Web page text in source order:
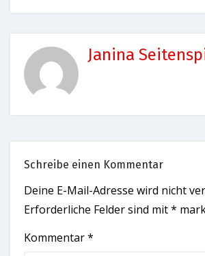
Janina
Schreibe einen Kommentar
Deine E-Mail-Adresse wird nicht
Erforderliche Felder sind mit*
Kommentar*